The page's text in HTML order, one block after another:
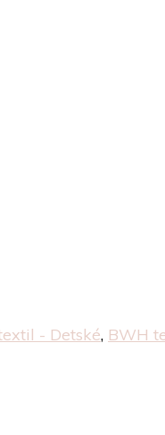
- Detské, BWH